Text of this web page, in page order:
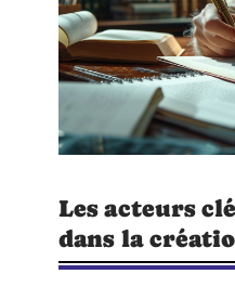
Les acteurs
dans la